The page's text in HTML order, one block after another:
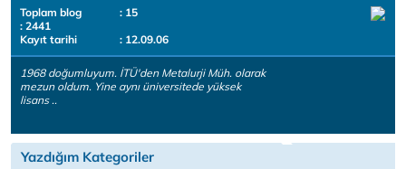
Toplam blog
: 15
: 2441
Kayıt tarihi
: 12.09.06
1968 doğumluyum. İTÜ'den Metalurji Müh. olarak
mezun oldum. Yine aynı üniversitede yüksek
lisans ..
Yazdığım Kategoriler